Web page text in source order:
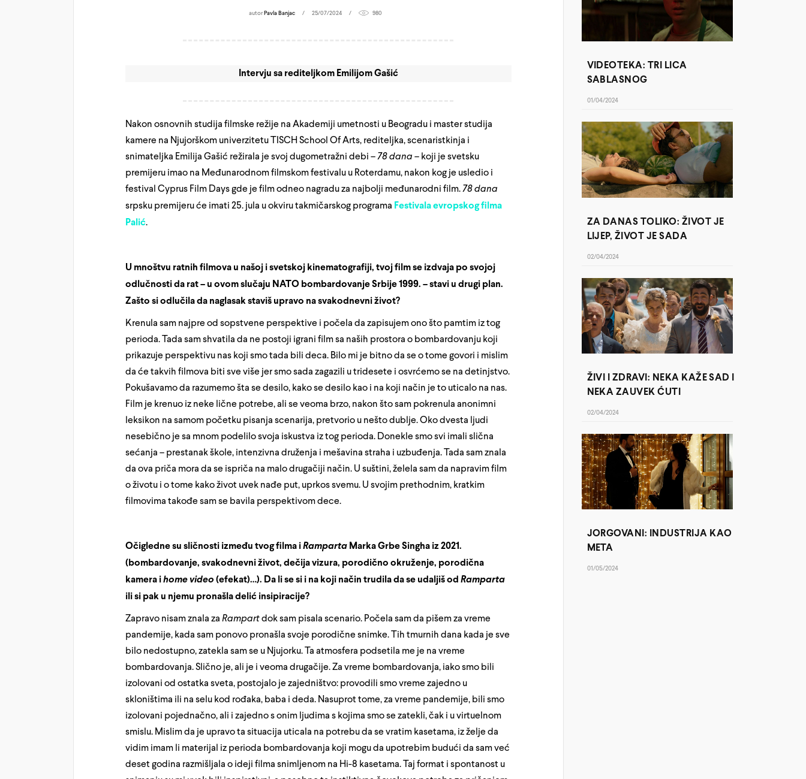
autor Pavla Banjac 25/07/2024 980
Intervju sa rediteljkom Emilijom Gašić
Nakon osnovnih studija filmske režije na Akademiji umetnosti u Beogradu i master studija
kamere na Njujorškom univerzitetu TISCH School Of Arts, rediteljka, scenaristkinja i
snimateljka Emilija Gašić režirala je svoj dugometražni debi –78 dana – koji je svetsku
premijeru imao na Međunarodnom filmskom festivalu u Roterdamu, nakon kog je usledio i
festival Cyprus Film Days gde je film odneo nagradu za najbolji međunarodni film.78 dana
srpsku premijeru će imati 25. jula u okviru takmičarskog programa Festivala evropskog filma
Palić.
U mnoštvu ratnih filmova u našoj i svetskoj kinematografiji, tvoj film se izdvaja po svojoj
odlučnosti da rat – u ovom slučaju NATO bombardovanje Srbije 1999. – stavi u drugi plan.
Zašto si odlučila da naglasak staviš upravo na svakodnevni život?
Krenula sam najpre od sopstvene perspektive i počela da zapisujem ono što pamtim iz tog
perioda. Tada sam shvatila da ne postoji igrani film sa naših prostora o bombardovanju koji
prikazuje perspektivu nas koji smo tada bili deca. Bilo mi je bitno da se o tome govori i mislim
da će takvih filmova biti sve više jer smo sada zagazili u tridesete i osvrćemo se na detinjstvo.
Pokušavamo da razumemo šta se desilo, kako se desilo kao i na koji način je to uticalo na nas.
Film je krenuo iz neke lične potrebe, ali se veoma brzo, nakon što sam pokrenula anonimni
leksikon na samom početku pisanja scenarija, pretvorio u nešto dublje. Oko dvesta ljudi
nesebično je sa mnom podelilo svoja iskustva iz tog perioda. Donekle smo svi imali slična
sećanja – prestanak škole, intenzivna druženja i mešavina straha i uzbuđenja. Tada sam znala
da ova priča mora da se ispriča na malo drugačiji način. U suštini, želela sam da napravim film
o životu i o tome kako život uvek nađe put, uprkos svemu. U svojim prethodnim, kratkim
filmovima takođe sam se bavila perspektivom dece.
Očigledne su sličnosti između tvog filma i Ramparta Marka Grbe Singha iz 2021.
(bombardovanje, svakodnevni život, dečija vizura, porodično okruženje, porodična
kamera i home video (efekat)…). Da li se si i na koji način trudila da se udaljiš od Ramparta
ili si pak u njemu pronašla delić insipiracije?
Zapravo nisam znala za Rampartdok sam pisala scenario. Počela sam da pišem za vreme
pandemije, kada sam ponovo pronašla svoje porodične snimke. Tih tmurnih dana kada je sve
bilo nedostupno, zatekla sam se u Njujorku. Ta atmosfera podsetila me je na vreme
bombardovanja. Slično je, ali je i veoma drugačije. Za vreme bombardovanja, iako smo bili
izolovani od ostatka sveta, postojalo je zajedništvo: provodili smo vreme zajedno u
skloništima ili na selu kod rođaka, baba i deda. Nasuprot tome, za vreme pandemije, bili smo
izolovani pojednačno, ali i zajedno s onim ljudima s kojima smo se zatekli, čak i u virtuelnom
smislu. Mislim da je upravo ta situacija uticala na potrebu da se vratim kasetama, iz želje da
vidim imam li materijal iz perioda bombardovanja koji mogu da upotrebim budući da sam već
deset godina razmišljala o ideji filma snimljenom na Hi-8 kasetama. Taj format i spontanost u
VIDEOTEKA: TRI LICA
SABLASNOG
01/04/2024
ZA DANAS TOLIKO: ŽIVOT JE
LIJEP, ŽIVOT JE SADA
02/04/2024
ŽIVI I ZDRAVI: NEKA KAŽE SAD I
NEKA ZAUVEK ĆUTI
02/04/2024
JORGOVANI: INDUSTRIJA KAO
META
01/05/2024